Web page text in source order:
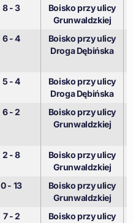
8 - 3
Boisko przy ulicy
Grunwaldzkiej
6 - 4
Boisko przy ulicy
Droga Dębińska
5 - 4
Boisko przy ulicy
Droga Dębińska
6 - 2
Boisko przy ulicy
Grunwaldzkiej
2 - 8
Boisko przy ulicy
Grunwaldzkiej
0 - 13
Boisko przy ulicy
Grunwaldzkiej
7 - 2 Boisko przy ulicy